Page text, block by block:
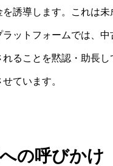
誘導します。これは未
ットフォームでは、
ることを黙認・助長
ています。
の呼びかけ